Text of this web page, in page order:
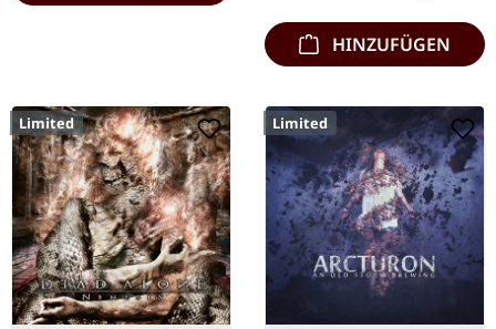
HINZUFÜGEN
Limited Limited